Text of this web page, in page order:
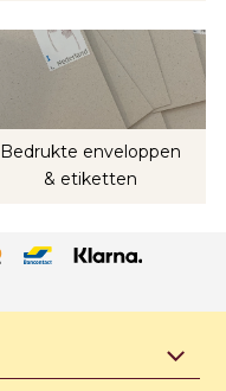
Bedrukte enveloppen
& etiketten